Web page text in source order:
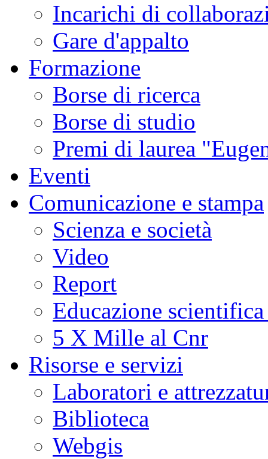
Incarichi di
Gare d'appalto
Formazione
Borse di ricerca
Borse di studio
Premi di laurea
Eventi
Comunicazione e stampa
Scienza e società
Video
Report
Educazione
5 X Mille al Cnr
Risorse e servizi
Laboratori e
Biblioteca
Webgis